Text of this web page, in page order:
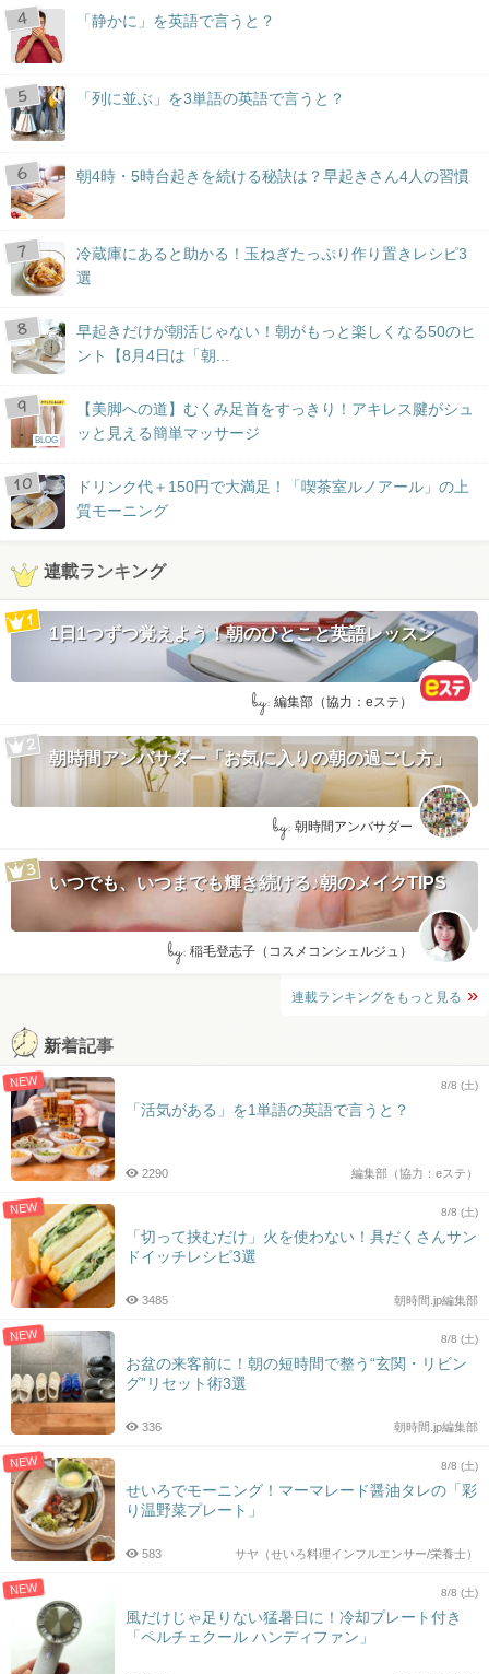
「静かに」を英語で言うと？
「列に並ぶ」を3単語の英語で言うと？
朝4時・5時台起きを続ける秘訣は？早起きさん4人の習慣
冷蔵庫にあると助かる！玉ねぎたっぷり作り置きレシピ3
選
早起きだけが朝活じゃない！朝がもっと楽しくなる50のヒ
ント【8月4日は「朝...
BLOG
【美脚への道】むくみ足首をすっきり！アキレス腱がシュ
ッと見える簡単マッサージ
ドリンク代＋150円で大満足！「喫茶室ルノアール」の上
質モーニング
連載ランキング
1日1つずつ覚えよう！朝のひとこと英語レッスン
by: 編集部（協力：eステ）
朝時間アンバサダー「お気に入りの朝の過ごし方」
by: 朝時間アンバサダー
いつでも、いつまでも輝き続ける♪朝のメイクTIPS
by: 稲毛登志子（コスメコンシェルジュ）
連載ランキングをもっと見る
新着記事
NEW 8/8 (土)
「活気がある」を1単語の英語で言うと？
編集部（協力：eステ）
2290
NEW 8/8 (土)
「切って挟むだけ」火を使わない！具だくさんサン
ドイッチレシピ3選
朝時間.jp編集部
3485
NEW 8/8 (土)
お盆の来客前に！朝の短時間で整う“玄関・リビン
グ”リセット術3選
朝時間.jp編集部
336
NEW 8/8 (土)
せいろでモーニング！マーマレード醤油タレの「彩
り温野菜プレート」
サヤ（せいろ料理インフルエンサー/栄養士）
583
NEW 8/8 (土)
風だけじゃ足りない猛暑日に！冷却プレート付き
「ペルチェクール ハンディファン」